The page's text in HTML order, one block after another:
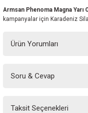
Armsan Phenoma Magna Yarı
kampanyalar için Karadeniz
Ürün Yorumları
Soru & Cevap
Taksit Seçenekleri